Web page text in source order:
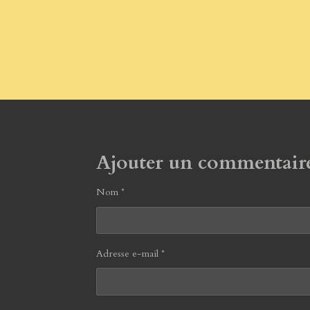
Ajouter un
Nom *
Adresse e-mail *